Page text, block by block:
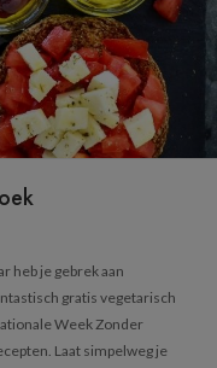
heb je gebrek aan
gratis vegetarisch
Week Zonder
Laat simpelweg je